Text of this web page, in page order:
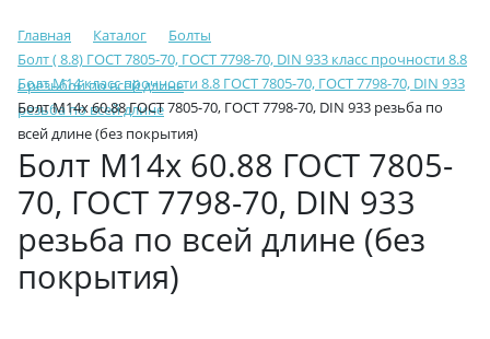
Главная Каталог
Болты
Болт ( 8.8) ГОСТ 7805-70, ГОСТ 7798-70, DIN 933 класс прочности 8.8
с резьбой по всей длине
Болт М14 класс прочности 8.8 ГОСТ 7805-70, ГОСТ 7798-70, DIN 933
резьба по всей длине
Болт М14х 60.88 ГОСТ 7805-70, ГОСТ 7798-70, DIN 933 резьба по
всей длине (без покрытия)
Болт М14х 60.88 ГОСТ 7805-
70, ГОСТ 7798-70, DIN 933
резьба по всей длине (без
покрытия)